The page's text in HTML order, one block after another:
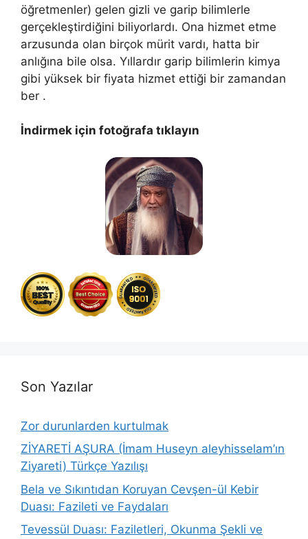
öğretmenler) gelen gizli ve garip bilimlerle
gerçekleştirdiğini biliyorlardı. Ona hizmet etme
arzusunda olan birçok mürit vardı, hatta bir
anlığına bile olsa. Yıllardır garip bilimlerin kimya
gibi yüksek bir fiyata hizmet ettiği bir zamandan
ber .
İndirmek için fotoğrafa tıklayın
Son Yazılar
Zor durunlarden kurtulmak
ZİYARETİ AŞURA (İmam Huseyn aleyhisselam’ın
Ziyareti) Türkçe Yazılışı
Bela ve Sıkıntıdan Koruyan Cevşen-ül Kebir
Duası: Fazileti ve Faydaları
Tevessül Duası: Faziletleri, Okunma Şekli ve